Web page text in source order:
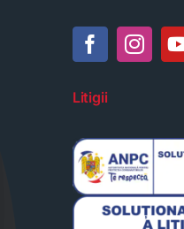
Litigii